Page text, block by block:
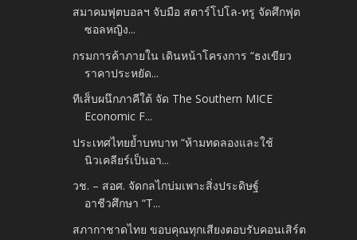
สมาคมฟุตบอลฯ จับมือ สตาร์โปโล-ทรู จัดศึกฟุต
ซอลหญิง...
กรมการค้าภายใน เดินหน้าโครงการ “ธงเขียว
ราคาประหยัด...
ทีเส็บผนึกภาคีใต้ จัด The Southern MICE
Economic F...
ประเทศไทยย้ำบทบาท “ห้ามทดลองและใช้
นิวเคลียร์เป็นอา...
วช. – สอศ. จัดกลไกบ่มเพาะสิ่งประดิษฐ์
อาชีวศึกษา “T...
สภากาชาดไทย ขอบคุณทุกเสียงตอบรับคอนเสิร์ต